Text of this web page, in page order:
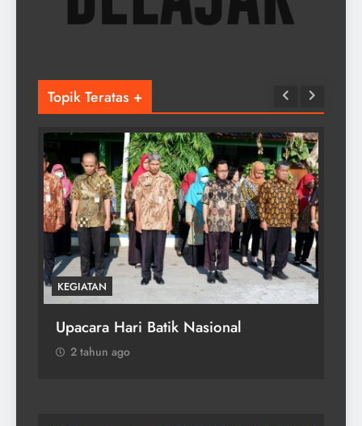
Topik Teratas +
KEGIATAN
Upacara Hari Batik Nasional
2 tahun ago